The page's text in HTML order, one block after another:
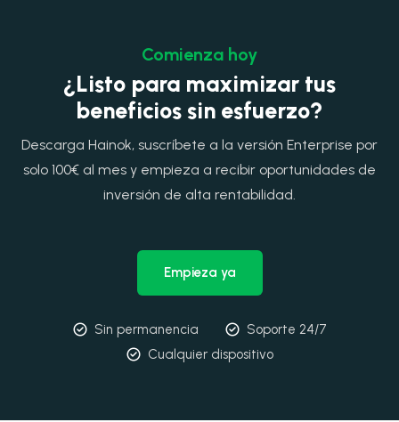
Comienza hoy
¿Listo para maximizar tus
beneficios sin esfuerzo?
Descarga Hainok, suscríbete a la versión Enterprise por
solo 100€ al mes y empieza a recibir oportunidades de
inversión de alta rentabilidad.
Empieza ya
Sin permanencia
Soporte 24/7
Cualquier dispositivo